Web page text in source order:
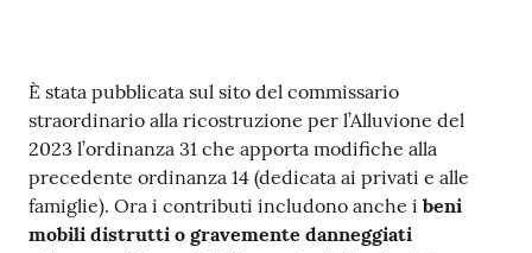
Contenuto
È stata pubblicata sul sito del commissario
straordinario alla ricostruzione per l’Alluvione del
2023 l’ordinanza 31 che apporta modifiche alla
precedente ordinanza 14 (dedicata ai privati e alle
famiglie). Ora i contributi includono anche i beni
mobili distrutti o gravemente danneggiati